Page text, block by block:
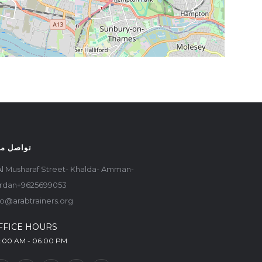
تواصل
Musharaf Street- Khalda- Amman-
HOURS
AM - 06:00 PM